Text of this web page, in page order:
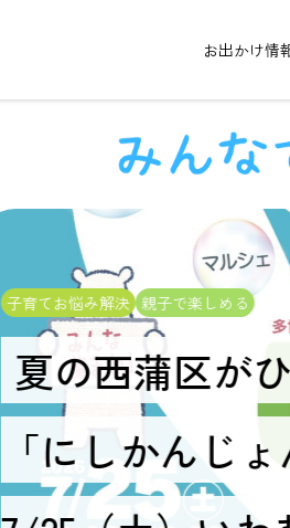
お出かけ情
子育てお悩み解決 親子で楽しめる
夏の西蒲区が
「にしかんじ